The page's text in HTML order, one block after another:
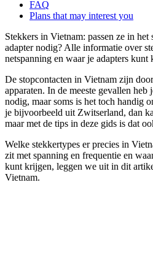
FAQ
Plans that may interest you
Stekkers in Vietnam: passen ze in het
adapter nodig? Alle informatie over
netspanning en waar je adapters kunt
De stopcontacten in Vietnam zijn
apparaten. In de meeste gevallen heb
nodig, maar soms is het toch handig
je bijvoorbeeld uit Zwitserland, dan
maar met de tips in deze gids is dat
Welke stekkertypes er precies in
zit met spanning en frequentie en
kunt krijgen, leggen we uit in dit
Vietnam.